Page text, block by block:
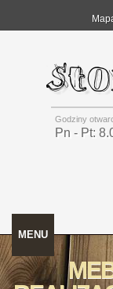
Godziny
Pn - Pt:
MENU